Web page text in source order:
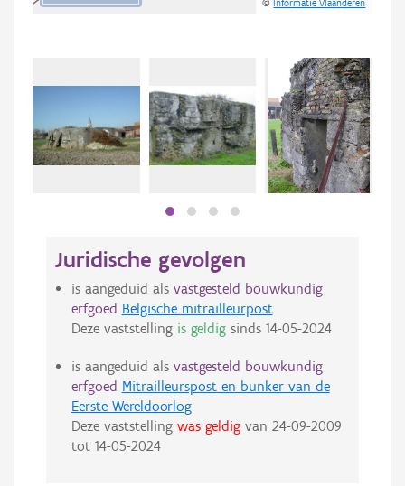
©Informatie Vlaanderen
Juridische gevolgen
is aangeduid als vastgesteld bouwkundig
erfgoed Belgische mitrailleurpost
Deze vaststelling is geldigsinds 14-05-2024
is aangeduid als vastgesteld bouwkundig
erfgoed Mitrailleurspost en bunker van de
Eerste Wereldoorlog
Deze vaststelling was geldigvan 24-09-2009
tot 14-05-2024